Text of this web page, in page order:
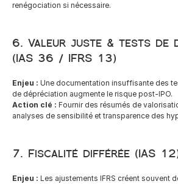
renégociation si nécessaire.
6. Valeur juste & tests de
(IAS 36 / IFRS 13)
Enjeu : Une documentation insuffisante des
de dépréciation augmente le risque post-IPO.
Action clé : Fournir des résumés de
analyses de sensibilité et transparence des
7. Fiscalité différée (IAS
Enjeu : Les ajustements IFRS créent souvent